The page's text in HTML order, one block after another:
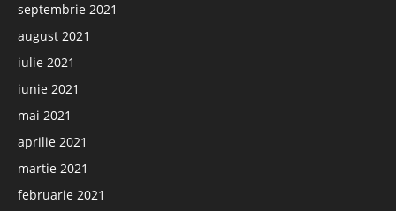
septembrie 2021
august 2021
iulie 2021
iunie 2021
mai 2021
aprilie 2021
martie 2021
februarie 2021